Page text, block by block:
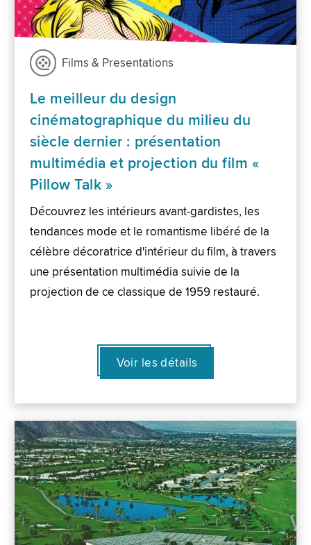
Films & Presentations
Le meilleur du design
cinématographique du milieu du
siècle dernier : présentation
multimédia et projection du film «
Pillow Talk »
Découvrez les intérieurs avant-gardistes, les
tendances mode et le romantisme libéré de la
célèbre décoratrice d'intérieur du film, à travers
une présentation multimédia suivie de la
projection de ce classique de 1959 restauré.
Voir les détails